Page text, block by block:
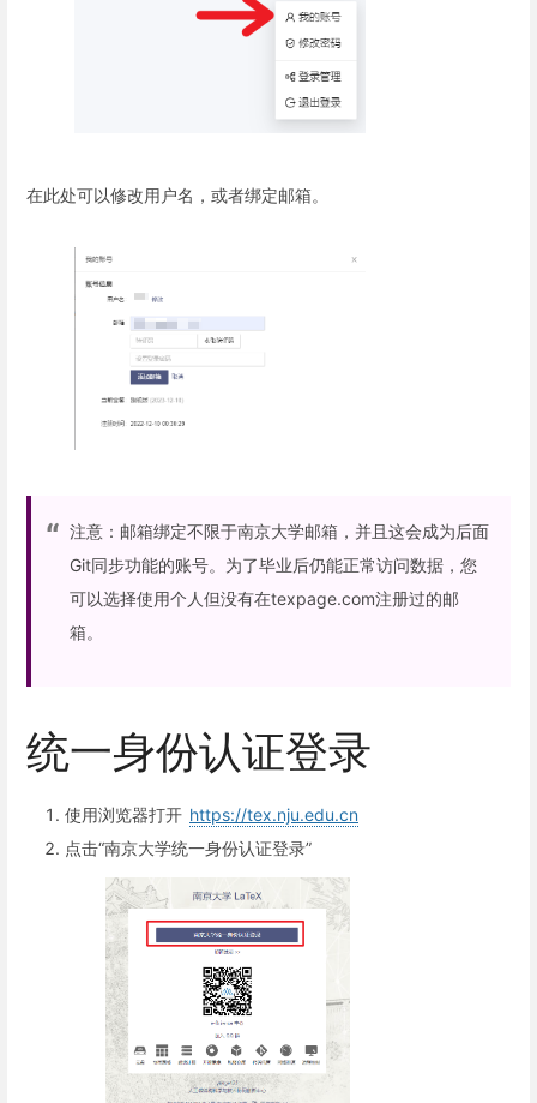
在此处可以修改用户名，或者绑定邮箱。
注意：邮箱绑定不限于南京大学邮箱，并且这会成为后面
Git同步功能的账号。为了毕业后仍能正常访问数据，您
可以选择使用个人但没有在texpage.com注册过的邮
箱。
统一身份认证登录
使用浏览器打开 https://tex.nju.edu.cn
点击“南京大学统一身份认证登录”